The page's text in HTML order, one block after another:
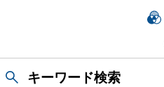
キーワード検索